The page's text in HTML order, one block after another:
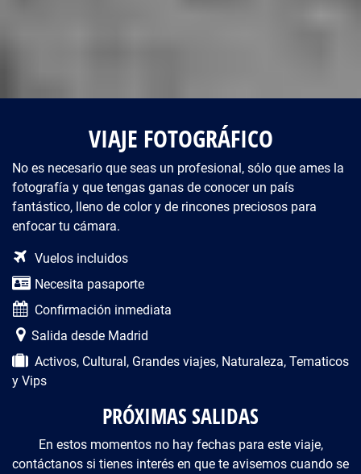
VIAJE FOTOGRÁFICO
No es necesario que seas un profesional, sólo que ames la
fotografía y que tengas ganas de conocer un país
fantástico, lleno de color y de rincones preciosos para
enfocar tu cámara.
Descripción del viaje
Vuelos incluidos
Necesita pasaporte
Confirmación inmediata
Salida desde Madrid
Activos, Cultural, Grandes viajes, Naturaleza, Tematicos
y Vips
PRÓXIMAS SALIDAS
En estos momentos no hay fechas para este viaje,
contáctanos si tienes interés en que te avisemos cuando se